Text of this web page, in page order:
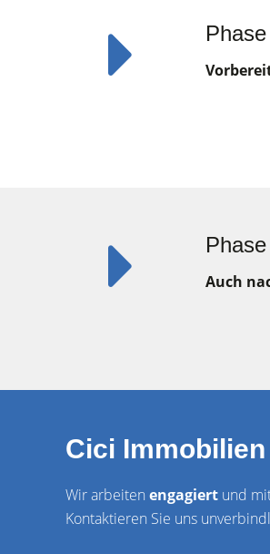
Auch
Cici
Wir arbeiten engagiert und
Kontaktieren Sie uns